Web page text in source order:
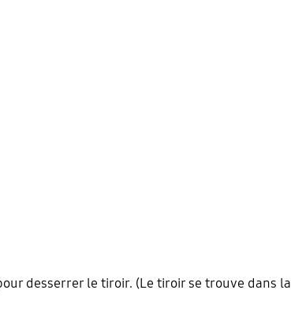
desserrer le tiroir. (Le tiroir se trouve dans la